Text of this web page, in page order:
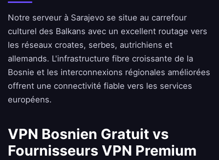
Notre serveur à Sarajevo se situe au carrefour
culturel des Balkans avec un excellent routage vers
les réseaux croates, serbes, autrichiens et
allemands. L'infrastructure fibre croissante de la
Bosnie et les interconnexions régionales améliorées
offrent une connectivité fiable vers les services
européens.
VPN Bosnien Gratuit vs
Fournisseurs VPN Premium